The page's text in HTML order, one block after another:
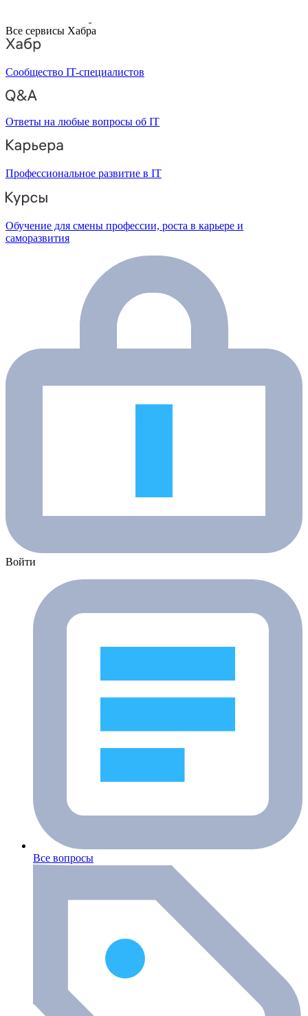
Все сервисы Хабра
Сообщество IT-специалистов
Ответы на любые вопросы об IT
Профессиональное развитие в IT
Обучение для смены профессии, роста в карьере и
саморазвития
Войти
Все вопросы